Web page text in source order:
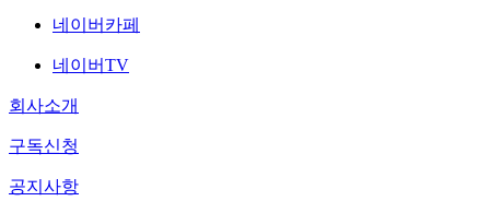
네이버카페
네이버TV
회사소개
구독신청
공지사항